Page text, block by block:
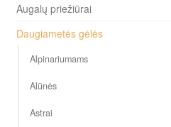
Augalų priežiūrai
Daugiametės gėlės
Alpinariumams
Alūnės
Astrai